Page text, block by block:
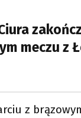
meczu z
z